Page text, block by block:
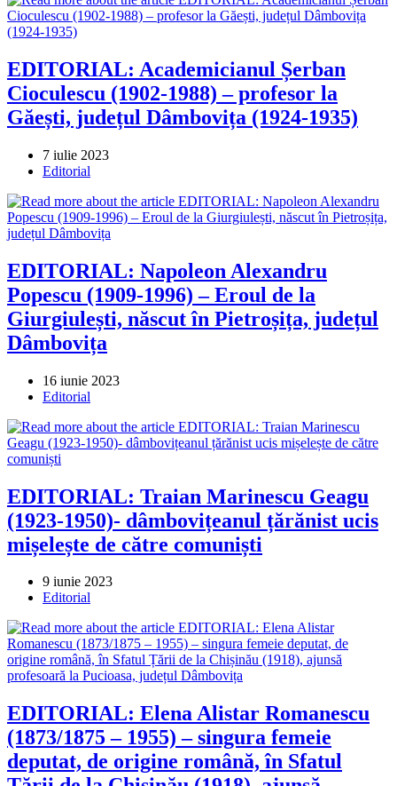
EDITORIAL: Academicianul Șerban
Cioculescu (1902-1988) – profesor la
Găești, județul Dâmbovița (1924-1935)
Post
published:
7 iulie 2023
Post
Editorial
EDITORIAL: Napoleon Alexandru
Popescu (1909-1996) – Eroul de la
Giurgiulești, născut în Pietroșița, județul
Dâmbovița
Post
published:
16 iunie 2023
Post
Editorial
EDITORIAL: Traian Marinescu Geagu
(1923-1950)- dâmbovițeanul țărănist ucis
mișelește de către comuniști
Post
published:
9 iunie 2023
Post
Editorial
EDITORIAL: Elena Alistar Romanescu
(1873/1875 – 1955) – singura femeie
deputat, de origine română, în Sfatul